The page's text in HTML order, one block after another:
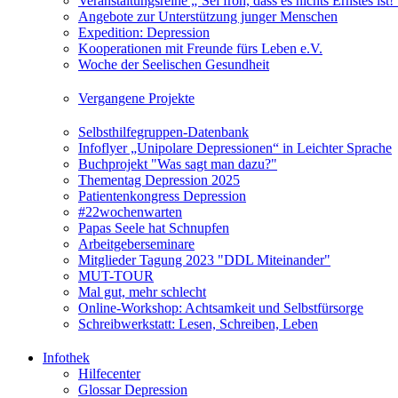
Angebote zur Unterstützung junger Menschen
Expedition: Depression
Kooperationen mit Freunde fürs Leben e.V.
Woche der Seelischen Gesundheit
Vergangene Projekte
Selbsthilfegruppen-Datenbank
Infoflyer „Unipolare Depressionen“ in Leichter Sprache
Buchprojekt "Was sagt man dazu?"
Thementag Depression 2025
Patientenkongress Depression
#22wochenwarten
Papas Seele hat Schnupfen
Arbeitgeberseminare
Mitglieder Tagung 2023 "DDL Miteinander"
MUT-TOUR
Mal gut, mehr schlecht
Online-Workshop: Achtsamkeit und Selbstfürsorge
Schreibwerkstatt: Lesen, Schreiben, Leben
Infothek
Hilfecenter
Glossar Depression